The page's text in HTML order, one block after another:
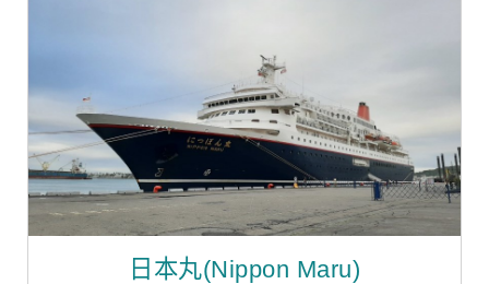
日本丸(Nippon Maru)